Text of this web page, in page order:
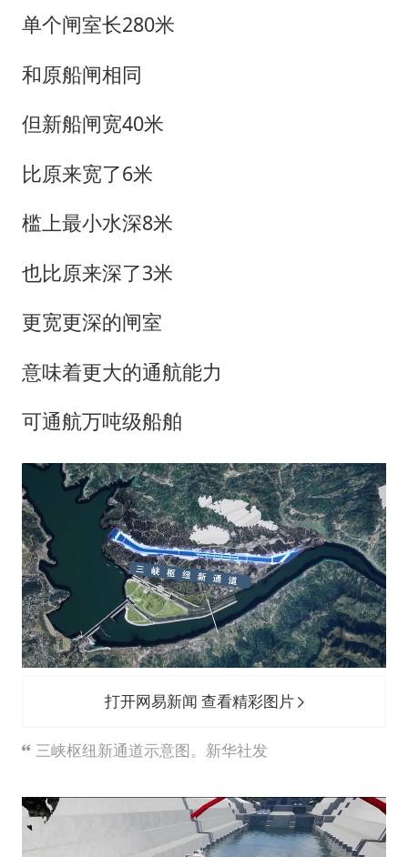
单个闸室长280米
和原船闸相同
但新船闸宽40米
比原来宽了6米
槛上最小水深8米
也比原来深了3米
更宽更深的闸室
意味着更大的通航能力
可通航万吨级船舶
打开网易新闻 查看精彩图片
三峡枢纽新通道示意图。新华社发